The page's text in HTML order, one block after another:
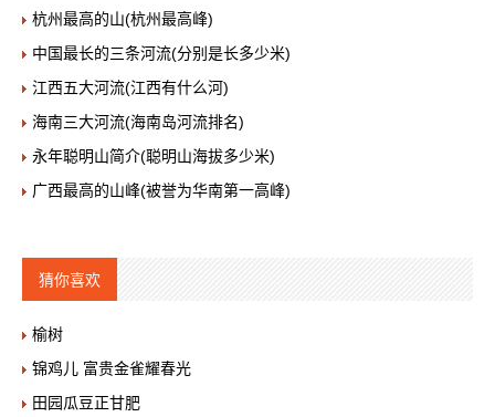
杭州最高的山(杭州最高峰)
中国最长的三条河流(分别是长多少米)
江西五大河流(江西有什么河)
海南三大河流(海南岛河流排名)
永年聪明山简介(聪明山海拔多少米)
广西最高的山峰(被誉为华南第一高峰)
猜你喜欢
榆树
锦鸡儿 富贵金雀耀春光
田园瓜豆正甘肥